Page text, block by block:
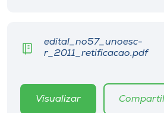
edital_no57_unoesc-
r_2011_retificacao.pdf
Visualizar